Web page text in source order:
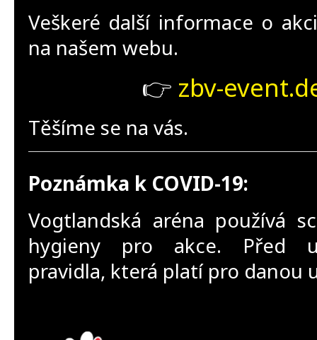
Veškeré další informace o
na našem webu.
👉 zbv-
Těšíme se na vás.
Poznámka k COVID-19:
Vogtlandská aréna používá
hygieny pro akce. Před
pravidla, která platí pro danou